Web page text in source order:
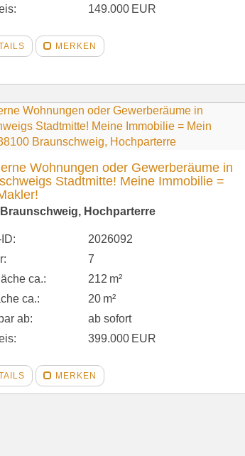
149.000 EUR
MERKEN
Wohnungen oder Gewerberäume in
Stadtmitte! Meine Immobilie =
Hochparterre
2026092
7
ca.:
212 m²
ca.:
20 m²
ab:
ab sofort
399.000 EUR
MERKEN